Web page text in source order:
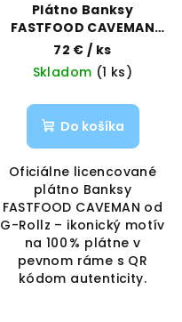
Plátno Banksy
FASTFOOD CAVEMAN
64×90 cm | G-Rollz |
Vaporama
72 €/ ks
Skladom (1 ks)
Do košíka
Oficiálne licencované
plátno Banksy
FASTFOOD CAVEMAN od
G-Rollz – ikonický motív
na 100 % plátne v
pevnom ráme s QR
kódom autenticity.